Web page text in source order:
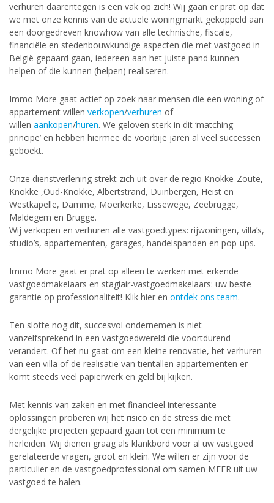
verhuren daarentegen is een vak op zich! Wij gaan er prat op dat
we met onze kennis van de actuele woningmarkt gekoppeld aan
een doorgedreven knowhow van alle technische, fiscale,
financiële en stedenbouwkundige aspecten die met vastgoed in
België gepaard gaan, iedereen aan het juiste pand kunnen
helpen of die kunnen (helpen) realiseren.
Immo More gaat actief op zoek naar mensen die een woning of
appartement willen verkopen/verhuren of
willen aankopen/huren. We geloven sterk in dit ‘matching-
principe’ en hebben hiermee de voorbije jaren al veel successen
geboekt.
Onze dienstverlening strekt zich uit over de regio Knokke-Zoute,
Knokke ,Oud-Knokke, Albertstrand, Duinbergen, Heist en
Westkapelle, Damme, Moerkerke, Lissewege, Zeebrugge,
Maldegem en Brugge.
Wij verkopen en verhuren alle vastgoedtypes: rijwoningen, villa’s,
studio’s, appartementen, garages, handelspanden en pop-ups.
Immo More gaat er prat op alleen te werken met erkende
vastgoedmakelaars en stagiair-vastgoedmakelaars: uw beste
garantie op professionaliteit! Klik hier en ontdek ons team.
Ten slotte nog dit, succesvol ondernemen is niet
vanzelfsprekend in een vastgoedwereld die voortdurend
verandert. Of het nu gaat om een kleine renovatie, het verhuren
van een villa of de realisatie van tientallen appartementen er
komt steeds veel papierwerk en geld bij kijken.
Met kennis van zaken en met financieel interessante
oplossingen proberen wij het risico en de stress die met
dergelijke projecten gepaard gaan tot een minimum te
herleiden. Wij dienen graag als klankbord voor al uw vastgoed
gerelateerde vragen, groot en klein. We willen er zijn voor de
particulier en de vastgoedprofessional om samen MEER uit uw
vastgoed te halen.